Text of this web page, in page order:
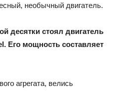
необычный двигатель.
десятки стоял двигатель
Его мощность составляет
агрегата, велись